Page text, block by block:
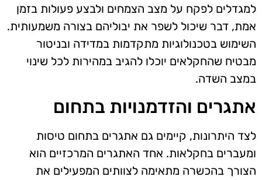
למגדלים לפקח על מצב הצמחים ולבצע פעולות בזמן
אמת, דבר שיכול לשפר את יבוליהם בצורה משמעותית.
השימוש בטכנולוגיות מתקדמות במדידה ובניטור
מבטיח שהחקלאים יוכלו להגיב במהירות לכל שינוי
במצב השדה.
אתגרים והזדמנויות בתחום
לצד היתרונות, קיימים גם אתגרים בתחום טיסות
ומעברים בחקלאות. אחד האתגרים המרכזיים הוא
הצורך בהכשרה מתאימה לצוותים המפעילים את